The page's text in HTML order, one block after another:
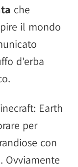
che
il mondo
d'erba
Earth
per
con
Ovviamente